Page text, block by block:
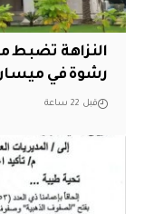
النزاهة
رشوة في
قبل 22 ساعة